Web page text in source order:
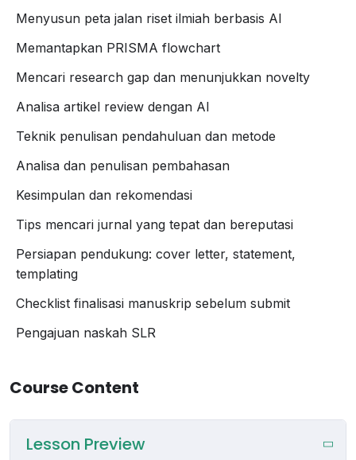
Kesulitan menemukan research gapdan
menunjukkan
Saatnya Gabung di Kelas Intensif SLR Ini!
– Memahami struktur dan sistematika artikel review
yang berkualitas.
berdasarkan kaidah ilmiah.
✅ Pengajar Berpengalaman: Dosen sekaligus Editor &
Reviewer di Jurnal Bereputasi Q1,Q2,Q3,dan Q4 serta
Editor in Chief (EIC) Jurnal Sinta 2 dengan pengalaman
✅Pembelajaran Terstruktur: 6 sesi Zoom intensif
dengan panduan langkah demi langkah untuk
menulis SLR mu.
Menyusun peta jalan riset ilmiah berbasis AI
Memantapkan PRISMA flowchart
Mencari research gap dan menunjukkan novelty
Analisa artikel review dengan AI
Teknik penulisan pendahuluan dan metode
Analisa dan penulisan pembahasan
Kesimpulan dan rekomendasi
Tips mencari jurnal yang tepat dan bereputasi
Persiapan pendukung: cover letter, statement,
templating
Checklist finalisasi manuskrip sebelum submit
Pengajuan naskah SLR
Course Content
Lesson Preview